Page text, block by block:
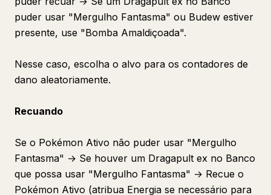
puder usar "Mergulho Fantasma" ou Budew estiver
presente, use "Bomba Amaldiçoada".
Nesse caso, escolha o alvo para os contadores de
dano aleatoriamente.
Recuando
Se o Pokémon Ativo não puder usar "Mergulho
Fantasma" → Se houver um Dragapult ex no Banco
que possa usar "Mergulho Fantasma" → Recue o
Pokémon Ativo (atribua Energia se necessário para